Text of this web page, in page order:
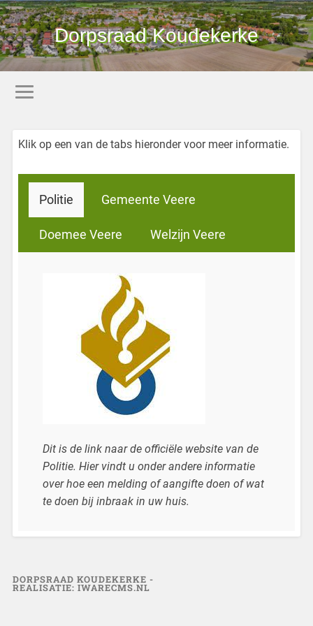
Dorpsraad Koudekerke
Klik op een van de tabs hieronder voor meer informatie.
Politie Gemeente Veere
Doemee Veere Welzijn Veere
Dit is de link naar de officiële website van de
Politie. Hier vindt u onder andere informatie
over hoe een melding of aangifte doen of wat
te doen bij inbraak in uw huis.